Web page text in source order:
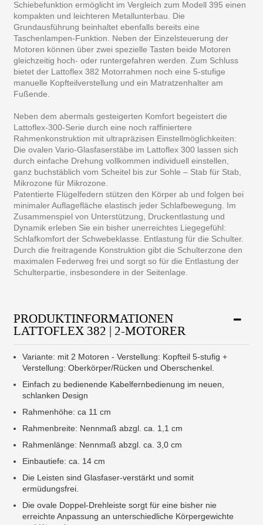
Schiebefunktion ermöglicht im Vergleich zum Modell 395 einen
kompakten und leichteren Metallunterbau. Die
Grundausführung beinhaltet ebenfalls bereits eine
Taschenlampen-Funktion. Neben der Einzelsteuerung der
Motoren können über zwei spezielle Tasten beide Motoren
gleichzeitig hoch- oder runtergefahren werden. Zum Schluss
bietet der Lattoflex 382 Motorrahmen noch eine 5-stufige
manuelle Kopfteilverstellung und ein Matratzenhalter am
Fußende.
Neben dem abermals gesteigerten Komfort begeistert die
Lattoflex-300-Serie durch eine noch raffiniertere
Rahmenkonstruktion mit ultrapräzisen Einstellmöglichkeiten:
Die ovalen Vario-Glasfaserstäbe im Lattoflex 300 lassen sich
durch einfache Drehung vollkommen individuell einstellen,
ganz buchstäblich vom Scheitel bis zur Sohle – Stab für Stab,
Mikrozone für Mikrozone.
Patentierte Flügelfedern stützen den Körper ab und folgen bei
minimaler Auflagefläche elastisch jeder Schlafbewegung. Im
Zusammenspiel von Unterstützung, Druckentlastung und
Dynamik erleben Sie ein bisher unerreichtes Liegegefühl:
Schlafkomfort der Schwebeklasse. Entlastung für die Schulter.
Durch die freitragende Konstruktion gibt die Schulterzone den
maximalen Federweg frei und sorgt so für die Entlastung der
Schulterpartie, insbesondere in der Seitenlage.
PRODUKTINFORMATIONEN
LATTOFLEX 382 | 2-MOTORER
Variante: mit 2 Motoren - Verstellung: Kopfteil 5-stufig +
Verstellung: Oberkörper/Rücken und Oberschenkel.
Einfach zu bedienende Kabelfernbedienung im neuen,
schlanken Design
Rahmenhöhe: ca 11 cm
Rahmenbreite: Nennmaß abzgl. ca. 1,1 cm
Rahmenlänge: Nennmaß abzgl. ca. 3,0 cm
Einbautiefe: ca. 14 cm
Die Leisten sind Glasfaser-verstärkt und somit
ermüdungsfrei.
Die ovale Doppel-Drehleiste sorgt für eine bisher nie
erreichte Anpassung an unterschiedliche Körpergewichte